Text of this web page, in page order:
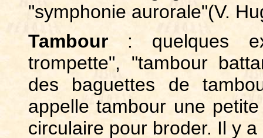
"symphonie aurorale"(V.
Tambour : quelques
trompette", "tambour
des baguettes de
appelle tambour une
circulaire pour broder. Il y